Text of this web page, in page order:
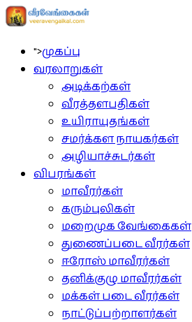
">முகப்பு
வரலாறுகள்
அடிக்கற்கள்
வீரத்தளபதிகள்
உயிராயுதங்கள்
சமர்க்கள நாயகர்கள்
அழியாச்சுடர்கள்
விபரங்கள்
மாவீரர்கள்
கரும்புலிகள்
மறைமுக வேங்கைகள்
துணைப்படை வீரர்கள்
ஈரோஸ் மாவீரர்கள்
தனிக்குழு மாவீரர்கள்
மக்கள் படை வீரர்கள்
நாட்டுப்பற்றாளர்கள்